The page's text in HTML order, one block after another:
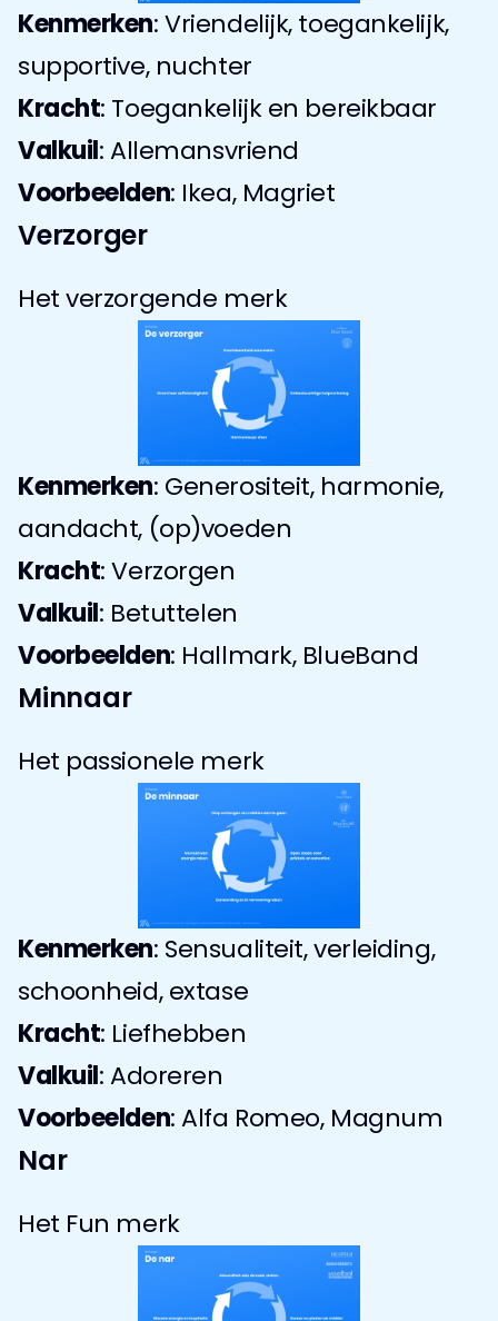
Kenmerken: Vriendelijk, toegankelijk,
supportive, nuchter
Kracht: Toegankelijk en bereikbaar
Valkuil: Allemansvriend
Voorbeelden: Ikea, Magriet
Verzorger
Het verzorgende merk
Kenmerken: Generositeit, harmonie,
aandacht, (op)voeden
Kracht: Verzorgen
Valkuil: Betuttelen
Voorbeelden: Hallmark, BlueBand
Minnaar
Het passionele merk
Kenmerken: Sensualiteit, verleiding,
schoonheid, extase
Kracht: Liefhebben
Valkuil: Adoreren
Voorbeelden: Alfa Romeo, Magnum
Nar
Het Fun merk